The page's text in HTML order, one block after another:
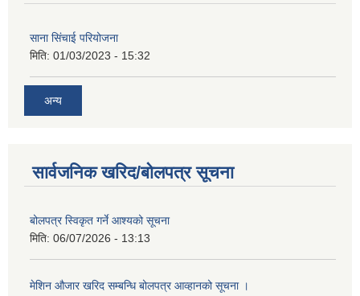
साना सिंचाई परियोजना
मिति: 01/03/2023 - 15:32
अन्य
सार्वजनिक खरिद/बोलपत्र सूचना
बोलपत्र स्विकृत गर्ने आश्यको सूचना
मिति: 06/07/2026 - 13:13
मेशिन औजार खरिद सम्बन्धि बोलपत्र आव्हानको सूचना ।